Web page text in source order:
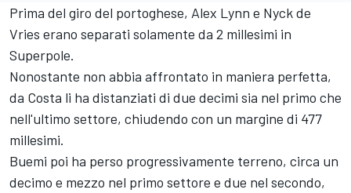
Prima del giro del portoghese, Alex Lynn e Nyck de
Vries erano separati solamente da 2 millesimi in
Superpole.
Nonostante non abbia affrontato in maniera perfetta,
da Costa li ha distanziati di due decimi sia nel primo che
nell'ultimo settore, chiudendo con un margine di 477
millesimi.
Buemi poi ha perso progressivamente terreno, circa un
decimo e mezzo nel primo settore e due nel secondo,